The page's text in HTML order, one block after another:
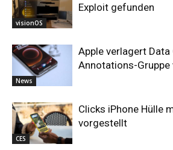
visionOS
Exploit gefunden
News
Apple verlagert
Annotations-Gruppe
CES
Clicks iPhone Hülle
vorgestellt